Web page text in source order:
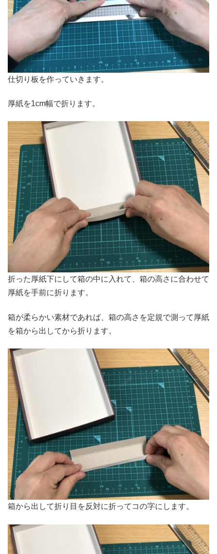
仕切り板を作っていきます。
厚紙を1cm幅で折ります。
折った厚紙下にして箱の中に入れて、箱の高さに合わせて
厚紙を手前に折ります。
箱が柔らかい素材であれば、箱の高さを定規で測って厚紙
を箱から出してから折ります。
箱から出して折り目を反対に折ってコの字にします。